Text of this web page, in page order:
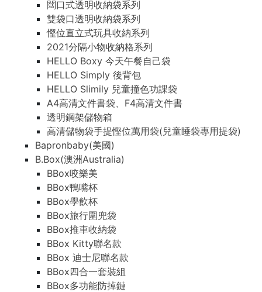
闊口式透明收納袋系列
雙袋口透明收納袋系列
慳位直立式玩具收納系列
2021分隔小物收納格系列
HELLO Boxy 今天午餐自己袋
HELLO Simply 後背包
HELLO Slimily 兒童撞色功課袋
A4高清文件書袋、F4高清文件書
透明鋼架儲物箱
高清儲物袋手提慳位萬用袋(兒童睡袋專用提袋)
Bapronbaby(美國)
B.Box(澳洲Australia)
BBox咬樂美
BBox鴨嘴杯
BBox學飲杯
BBox旅行圍兜袋
BBox推車收納袋
BBox Kitty聯名款
BBox 迪士尼聯名款
BBox四合一套裝組
BBox多功能防掉鏈